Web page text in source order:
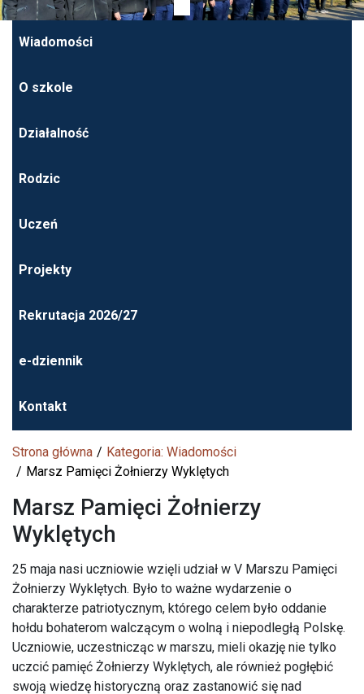
Wiadomości
O szkole
Działalność
Rodzic
Uczeń
Projekty
Rekrutacja 2026/27
e-dziennik
Kontakt
Strona główna
Kategoria: Wiadomości
Marsz Pamięci Żołnierzy Wyklętych
Marsz Pamięci Żołnierzy
Wyklętych
25 maja nasi uczniowie wzięli udział w V Marszu Pamięci
Żołnierzy Wyklętych. Było to ważne wydarzenie o
charakterze patriotycznym, którego celem było oddanie
hołdu bohaterom walczącym o wolną i niepodległą Polskę.
Uczniowie, uczestnicząc w marszu, mieli okazję nie tylko
uczcić pamięć Żołnierzy Wyklętych, ale również pogłębić
swoją wiedzę historyczną oraz zastanowić się nad